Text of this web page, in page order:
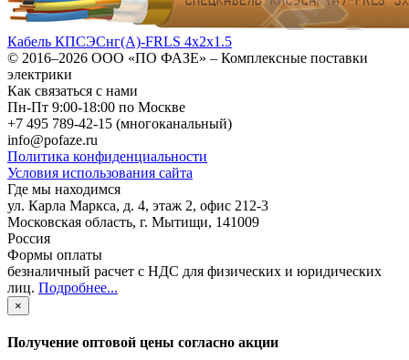
Кабель КПСЭСнг(А)-FRLS 4х2х1.5
© 2016–2026 ООО «ПО ФАЗЕ» – Комплексные поставки
электрики
Как связаться с нами
Пн-Пт 9:00-18:00 по Москве
+7 495 789-42-15 (многоканальный)
info@pofaze.ru
Политика конфиденциальности
Условия использования сайта
Где мы находимся
ул. Карла Маркса, д. 4, этаж 2, офис 212-3
Московская область, г. Мытищи, 141009
Россия
Формы оплаты
безналичный расчет с НДС для физических и юридических
лиц. Подробнее...
×
Получение оптовой цены согласно акции